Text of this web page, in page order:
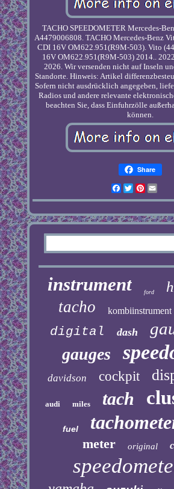
TACHO SPEEDOMETER Mercedes-
A4479006808. TACHO Mercedes-Benz
CDI 16V OM622.951(R9M-503). Vito
16V OM622.951(R9M-503) 2014..
2026. Wir versenden nicht auf Inseln
Standorte. Hinweis: Artikel
Sofern nicht ausdrücklich angegeben,
Radios und andere relevante
beachten Sie, dass Einfuhrzölle
können.
Share
Facebook
TwitterPinterest
instrument ford
tacho kombiinstrument
digital dash
gauges
davidson cockpit
audi miles tach
fuel
meter original